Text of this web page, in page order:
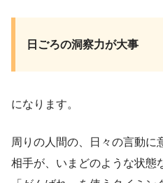
日ごろの洞察力が大事
になります。
周りの人間の、日々の言動に
相手が、いまどのような状態